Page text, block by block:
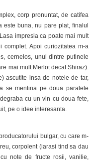
corp pronuntat, de catifea
buna, nu pare plat, finalul
impresia ca poate mai mult
Apoi curiozitatea m-a
cernelos, unul dintre putinele
mai mult Merlot decat Shiraz).
ascutite insa de notele de tar,
se mentina pe doua paralele
cu un vin cu doua fete,
pe o idee interesanta.
bulgar, cu care m-
corpolent (iarasi tind sa dau
note de fructe rosii, vanilie,